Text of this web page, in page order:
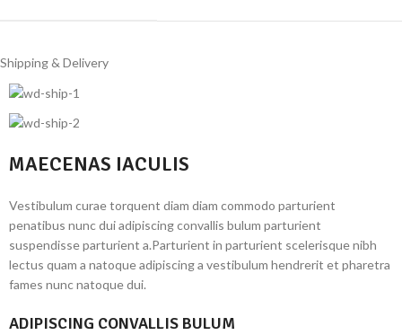
Shipping & Delivery
MAECENAS IACULIS
Vestibulum curae torquent diam diam commodo parturient
penatibus nunc dui adipiscing convallis bulum parturient
suspendisse parturient a.Parturient in parturient scelerisque nibh
lectus quam a natoque adipiscing a vestibulum hendrerit et pharetra
fames nunc natoque dui.
ADIPISCING CONVALLIS BULUM